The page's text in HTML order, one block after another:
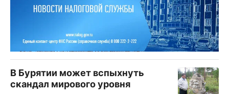
В Бурятии может вспыхнуть
скандал мирового уровня